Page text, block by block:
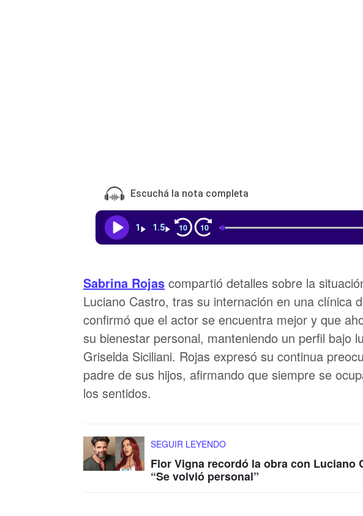
Escuchá la nota completa
1 1.5 10 10
Sabrina Rojas compartió detalles sobre la
Luciano Castro, tras su internación en una clínica
confirmó que el actor se encuentra mejor y que
su bienestar personal, manteniendo un perfil bajo
Griselda Siciliani. Rojas expresó su continua
padre de sus hijos, afirmando que siempre se
los sentidos.
SEGUIR LEYENDO
Flor Vigna recordó la obra con Luciano
“Se volvió personal”